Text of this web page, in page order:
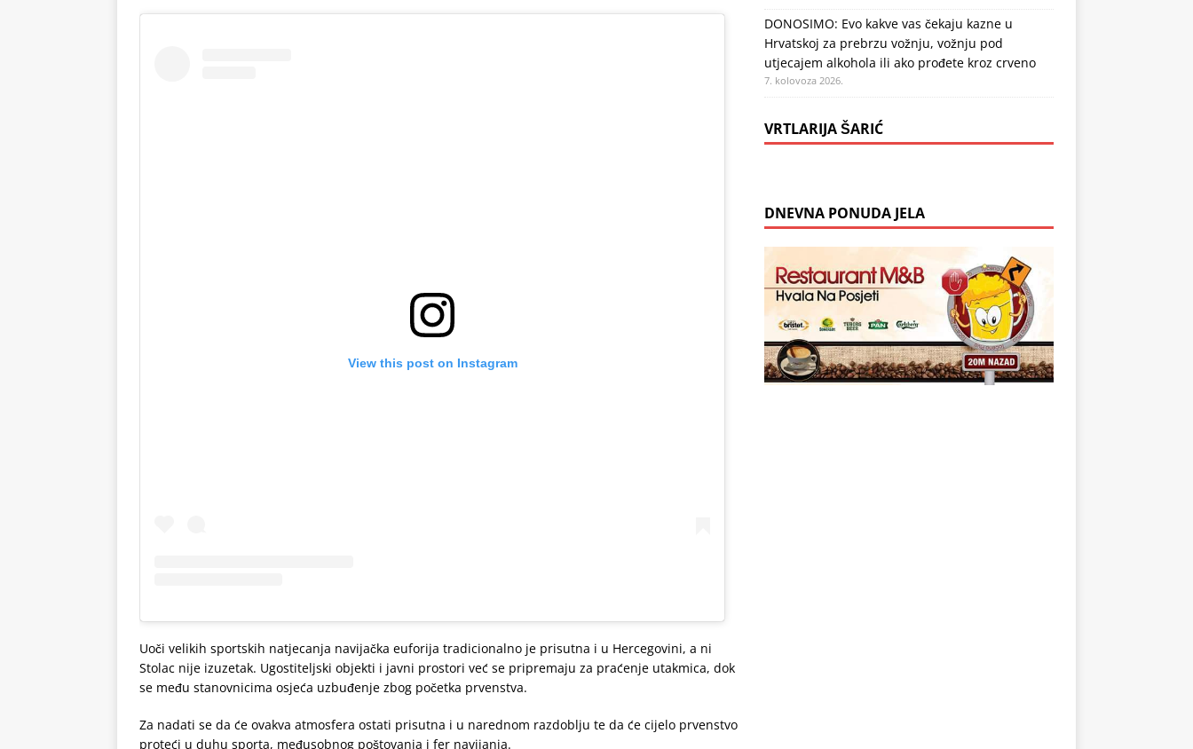
View this post on Instagram
Uoči velikih sportskih natjecanja navijačka euforija tradicionalno je prisutna i u Hercegovini, a ni
Stolac nije izuzetak. Ugostiteljski objekti i javni prostori već se pripremaju za praćenje utakmica, dok
se među stanovnicima osjeća uzbuđenje zbog početka prvenstva.
Za nadati se da će ovakva atmosfera ostati prisutna i u narednom razdoblju te da će cijelo prvenstvo
proteći u duhu sporta, međusobnog poštovanja i fer navijanja.
DONOSIMO: Evo kakve vas čekaju kazne u
Hrvatskoj za prebrzu vožnju, vožnju pod
utjecajem alkohola ili ako prođete kroz crveno
7. kolovoza 2026.
VRTLARIJA ŠARIĆ
DNEVNA PONUDA JELA